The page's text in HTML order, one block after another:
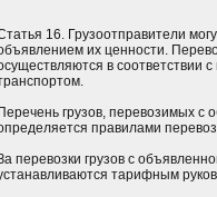
16. Грузоотправители
их ценности.
в соответствии
Перечень грузов, перевозимых
правилами
перевозки грузов с
тарифным